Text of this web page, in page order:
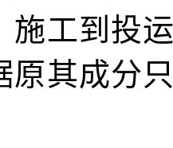
施工到投
原其成分